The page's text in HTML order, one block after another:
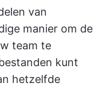
van
manier om de
team te
kunt
hetzelfde